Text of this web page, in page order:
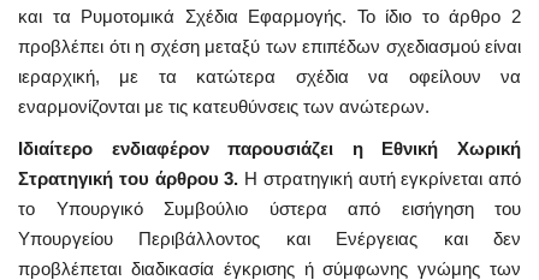
και τα Ρυμοτομικά Σχέδια Εφαρμογής. Το ίδιο το άρθρο 2
προβλέπει ότι η σχέση μεταξύ των επιπέδων σχεδιασμού είναι
ιεραρχική, με τα κατώτερα σχέδια να οφείλουν να
εναρμονίζονται με τις κατευθύνσεις των ανώτερων.
Ιδιαίτερο ενδιαφέρον παρουσιάζει η Εθνική Χωρική
Στρατηγική του άρθρου 3. Η στρατηγική αυτή εγκρίνεται από
το Υπουργικό Συμβούλιο ύστερα από εισήγηση του
Υπουργείου Περιβάλλοντος και Ενέργειας και δεν
προβλέπεται διαδικασία έγκρισης ή σύμφωνης γνώμης των